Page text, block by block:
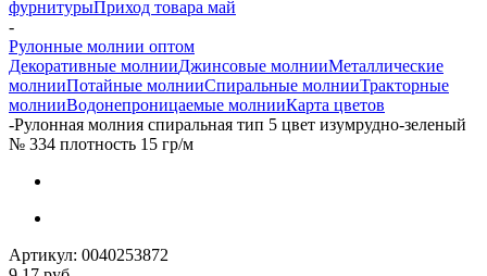
фурнитурыПриход товара май
-
Рулонные молнии оптом
Декоративные молнииДжинсовые молнииМеталлические
молнииПотайные молнииСпиральные молнииТракторные
молнииВодонепроницаемые молнииКарта цветов
-Рулонная молния спиральная тип 5 цвет изумрудно-зеленый
№ 334 плотность 15 гр/м
Артикул: 0040253872